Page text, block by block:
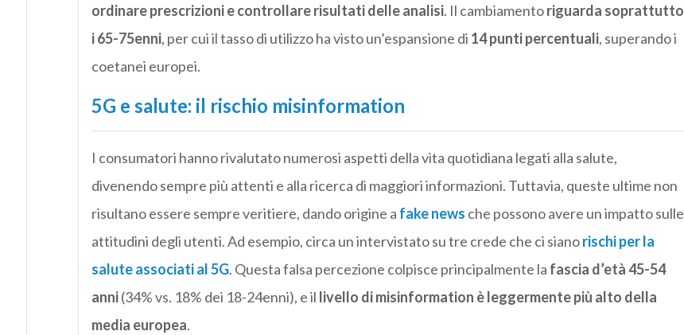
ordinare prescrizioni e controllare risultati delle analisi. Il cambiamentoriguarda soprattutto
i 65-75enni, per cui il tasso di utilizzo ha visto un’espansione di 14 punti percentuali, superando i
coetanei europei.
5G e salute: il rischio misinformation
I consumatori hanno rivalutato numerosi aspetti della vita quotidiana legati alla salute,
divenendo sempre più attenti e alla ricerca di maggiori informazioni. Tuttavia, queste ultime non
risultano essere sempre veritiere, dando origine a fake news che possono avere un impatto sulle
attitudini degli utenti. Ad esempio, circa un intervistato su tre crede che ci sianorischi per la
salute associati al 5G. Questa falsa percezione colpisce principalmente la fascia d’età 45-54
anni(34% vs. 18% dei 18-24enni), e il livello di misinformation è leggermente più alto della
media europea.